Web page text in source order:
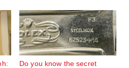
Do you know the secret